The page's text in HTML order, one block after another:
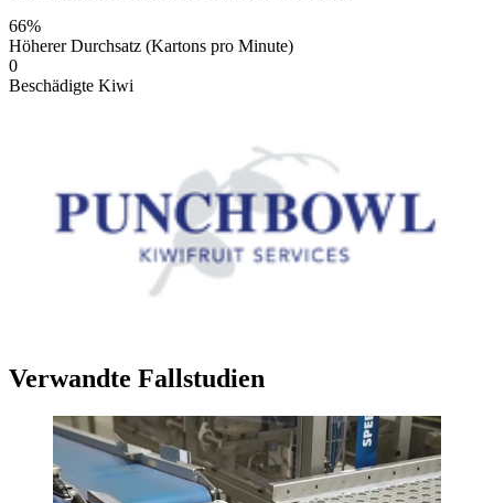
66%
Höherer Durchsatz (Kartons pro Minute)
0
Beschädigte Kiwi
Verwandte Fallstudien